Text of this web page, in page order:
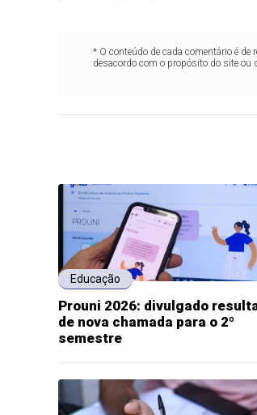
* O conteúdo de cada comentário é
desacordo com o propósito do site ou
Educação
Prouni 2026: divulgado
de nova chamada para o 2º
semestre